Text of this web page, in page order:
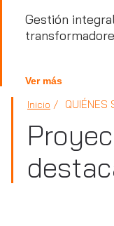
Gestión
Ver más
Inicio QUIÉNES